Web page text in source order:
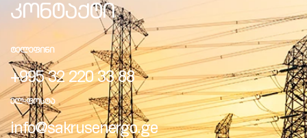
კონტაქტი
ᲢᲔᲚᲔᲤᲘᲜᲘ
+995 32 220 33 88
ᲔᲚ-ᲤᲝᲡᲢᲐ
info@sakrusenergo.ge